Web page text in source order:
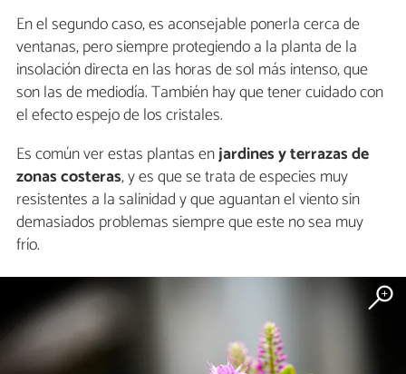
En el segundo caso, es aconsejable ponerla cerca de
ventanas, pero siempre protegiendo a la planta de la
insolación directa en las horas de sol más intenso, que
son las de mediodía. También hay que tener cuidado con
el efecto espejo de los cristales.
Es común ver estas plantas enjardines y terrazas de
zonas costeras, y es que se trata de especies muy
resistentes a la salinidad y que aguantan el viento sin
demasiados problemas siempre que este no sea muy
frío.